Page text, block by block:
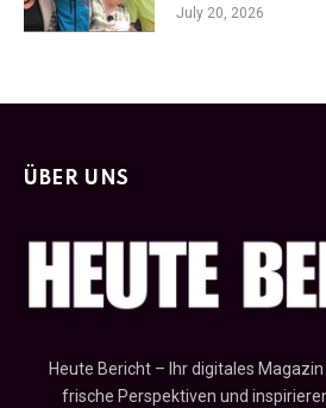
July 20, 2026
ÜBER UNS
Heute Bericht – Ihr digitales
frische Perspektiven und